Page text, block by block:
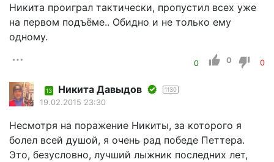
Никита проиграл тактически, пропустил всех уже
на первом подъёме.. Обидно и не только ему
одному.
0 0 0
13 Никита Давыдов 1130
19.02.2015 23:30
Несмотря на поражение Никиты, за которого я
болел всей душой, я очень рад победе Петтера.
Это, безусловно, лучший лыжник последних лет,